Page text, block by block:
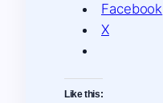
Facebook
X
Like this: